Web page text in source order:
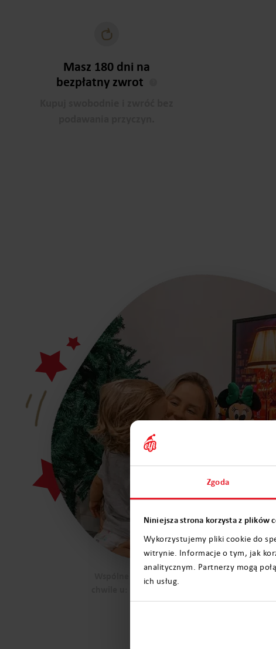
Zgoda
Niniejsza strona korzysta z plików
Wykorzystujemy pliki cookie do
witrynie. Informacje o tym, jak
analitycznym. Partnerzy mogą
ich usług.
Masz 180 dni na
bezpłatny zwrot
Wspólne świąteczne
chwile u: @pribenner